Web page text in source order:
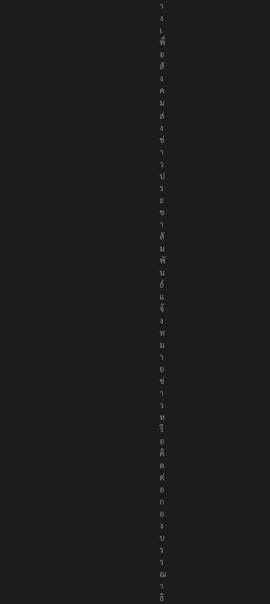
า
ง
เ
พื่
อ
สั
ง
ค
ม
ส่
ง
ข่
า
ว
ป
ร
ะ
ช
า
สั
ม
พั
น
ธ์
แ
จ้
ง
ห
ม
า
ย
ข่
า
ว
ห
รื
อ
ติ
ด
ต่
อ
ก
อ
ง
บ
ร
ร
ณ
า
ธิ